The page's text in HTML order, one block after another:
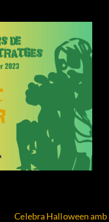
Celebra Halloween